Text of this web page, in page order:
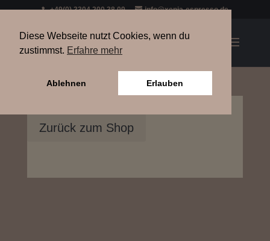
+49(0) 3304 200 38 09 info@xenia-espresso.de
Zurück zum Shop
Diese Webseite nutzt Cookies, wenn du
zustimmst. Erfahre mehr
Ablehnen Erlauben